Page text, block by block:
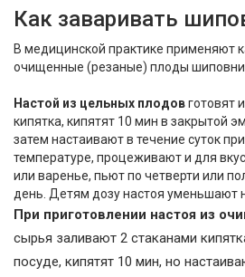
Как заваривать
В медицинской практике применяют
очищенные (резаные) плоды
Настой из цельных плодовготовят
кипятка, кипятят 10 мин в закрытой
затем настаивают в течение суток
температуре, процеживают и для
или варенье, пьют по четверти или
день. Детям дозу настоя уменьшают
При приготовлении настоя из
сырья заливают 2 стаканами
посуде, кипятят 10 мин, но